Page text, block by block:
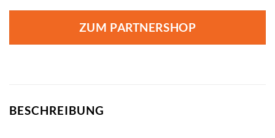
war:
4.395,00 €
ist:
3.475,00
ZUM PARTNERSHOP
BESCHREIBUNG